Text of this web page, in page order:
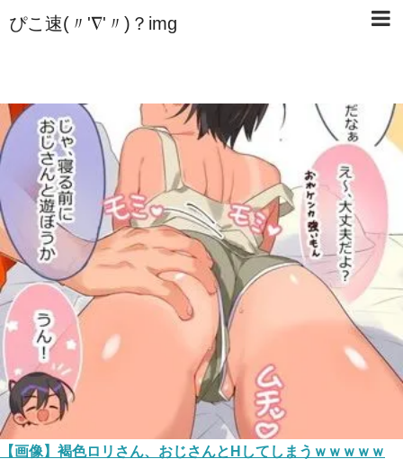
ぴこ速(〃'∇'〃)？img
【画像】褐色ロリさん、おじさんとHしてしまうｗｗｗｗｗ